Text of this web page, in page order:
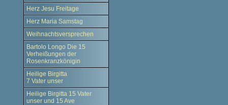
Herz Jesu Freitage
Herz Maria Samstag
Weihnachtsversprechen
Bartolo Longo Die 15
Verheißungen der
Rosenkranzkönigin
Heilige Birgitta
7 Vater unser
Heilige Birgitta 15 Vater
unser und 15 Ave